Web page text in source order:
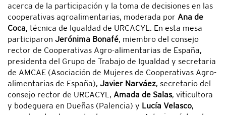
acerca de la participación y la toma de decisiones en las
cooperativas agroalimentarias, moderada por Ana de
Coca, técnica de Igualdad de URCACYL. En esta mesa
participaron Jerónima Bonafé, miembro del consejo
rector de Cooperativas Agro-alimentarias de España,
presidenta del Grupo de Trabajo de Igualdad y secretaria
de AMCAE (Asociación de Mujeres de Cooperativas Agro-
alimentarias de España), Javier Narváez, secretario del
consejo rector de URCACYL, Amada de Salas, viticultora
y bodeguera en Dueñas (Palencia) y Lucía Velasco,